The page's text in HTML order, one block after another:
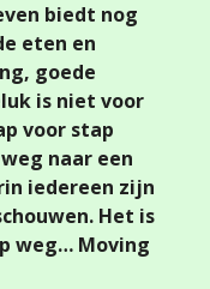
biedt nog
eten en
goede
is niet voor
voor stap
naar een
iedereen zijn
Het is
weg… Moving